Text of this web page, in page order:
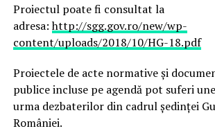
Proiectul poate fi consultat la
adresa:http://sgg.gov.ro/new/wp-
content/uploads/2018/10/HG-18.pdf
Proiectele de acte normative și
publice incluse pe agendă pot suferi
urma dezbaterilor din cadrul ședinței
României.